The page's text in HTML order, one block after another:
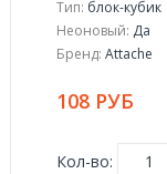
Тип: блок-кубик
Неоновый: Да
Бренд: Attache
108 РУБ
Кол-во: